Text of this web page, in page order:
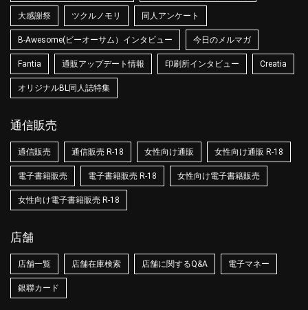
大感謝祭 ツクルノモリ 同人アンケート
B-Awesome(ビーオーサム）インタビュー 今日のメルマガ
Fantia 通販アップデート情報 印刷所インタビュー Creatia
オリジナルBL同人誌特集
通信販売
通信販売 通信販売 R-18 女性向け通販 女性向け通販 R-18
電子書籍販売 電子書籍販売 R-18 女性向け電子書籍販売
女性向け電子書籍販売 R-18
店舗
店舗一覧 店舗在庫検索 店舗に関するQ&A 電子マネー
銀聯カード